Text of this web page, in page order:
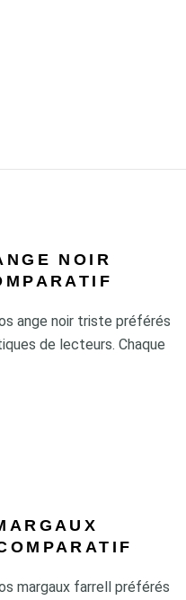
NOIR
ange noir triste préférés
de lecteurs. Chaque
margaux farrell préférés